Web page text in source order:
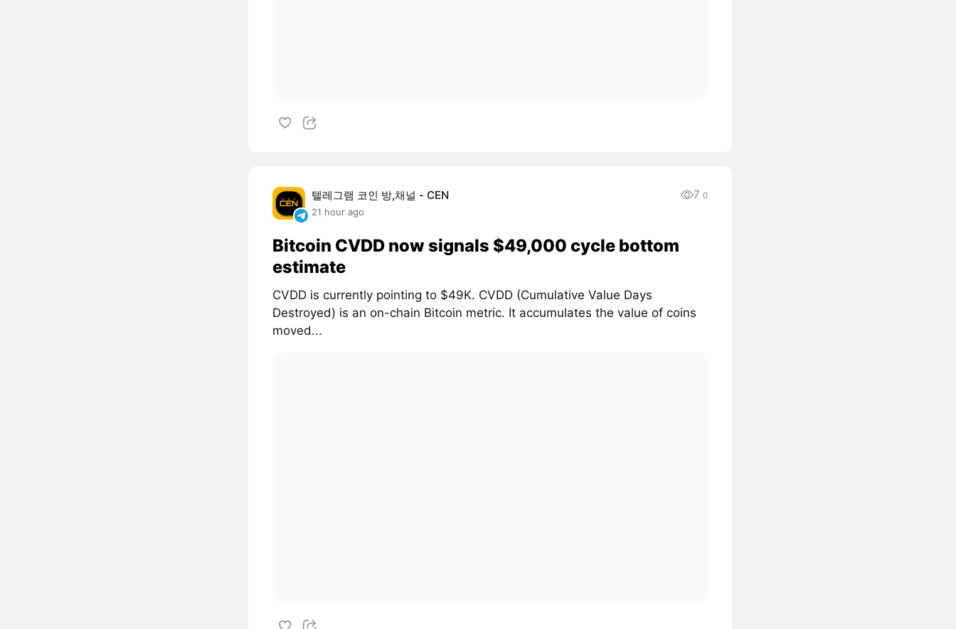
텔레그램 코인 방,채널 - CEN
21 hour ago
7 0
Bitcoin CVDD now signals $49,000 cycle bottom
estimate
CVDD is currently pointing to $49K. CVDD (Cumulative Value Days
Destroyed) is an on-chain Bitcoin metric. It accumulates the value of coins
moved...